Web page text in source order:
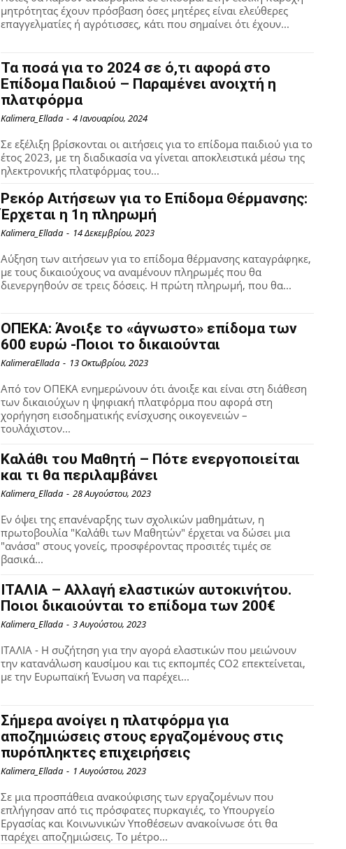
μητρότητας έχουν πρόσβαση όσες μητέρες είναι ελεύθερες
επαγγελματίες ή αγρότισσες, κάτι που σημαίνει ότι έχουν...
Τα ποσά για το 2024 σε ό,τι αφορά στο
Επίδομα Παιδιού – Παραμένει ανοιχτή η
πλατφόρμα
Kalimera_Ellada - 4 Ιανουαρίου, 2024
Σε εξέλιξη βρίσκονται οι αιτήσεις για το επίδομα παιδιού για το
έτος 2023, με τη διαδικασία να γίνεται αποκλειστικά μέσω της
ηλεκτρονικής πλατφόρμας του...
Ρεκόρ Αιτήσεων για το Επίδομα Θέρμανσης:
Έρχεται η 1η πληρωμή
Kalimera_Ellada - 14 Δεκεμβρίου, 2023
Αύξηση των αιτήσεων για το επίδομα θέρμανσης καταγράφηκε,
με τους δικαιούχους να αναμένουν πληρωμές που θα
διενεργηθούν σε τρεις δόσεις. Η πρώτη πληρωμή, που θα...
ΟΠΕΚΑ: Άνοιξε το «άγνωστο» επίδομα των
600 ευρώ -Ποιοι το δικαιούνται
KalimeraEllada - 13 Οκτωβρίου, 2023
Από τον ΟΠΕΚΑ ενημερώνουν ότι άνοιξε και είναι στη διάθεση
των δικαιούχων η ψηφιακή πλατφόρμα που αφορά στη
χορήγηση εισοδηματικής ενίσχυσης οικογενειών –
τουλάχιστον...
Καλάθι του Μαθητή – Πότε ενεργοποιείται
και τι θα περιλαμβάνει
Kalimera_Ellada - 28 Αυγούστου, 2023
Εν όψει της επανέναρξης των σχολικών μαθημάτων, η
πρωτοβουλία "Καλάθι των Μαθητών" έρχεται να δώσει μια
"ανάσα" στους γονείς, προσφέροντας προσιτές τιμές σε
βασικά...
ΙΤΑΛΙΑ – Αλλαγή ελαστικών αυτοκινήτου.
Ποιοι δικαιούνται το επίδομα των 200€
Kalimera_Ellada - 3 Αυγούστου, 2023
ΙΤΑΛΙΑ - Η συζήτηση για την αγορά ελαστικών που μειώνουν
την κατανάλωση καυσίμου και τις εκπομπές CO2 επεκτείνεται,
με την Ευρωπαϊκή Ένωση να παρέχει...
Σήμερα ανοίγει η πλατφόρμα για
αποζημιώσεις στους εργαζομένους στις
πυρόπληκτες επιχειρήσεις
Kalimera_Ellada - 1 Αυγούστου, 2023
Σε μια προσπάθεια ανακούφισης των εργαζομένων που
επλήγησαν από τις πρόσφατες πυρκαγιές, το Υπουργείο
Εργασίας και Κοινωνικών Υποθέσεων ανακοίνωσε ότι θα
παρέχει αποζημιώσεις. Το μέτρο...